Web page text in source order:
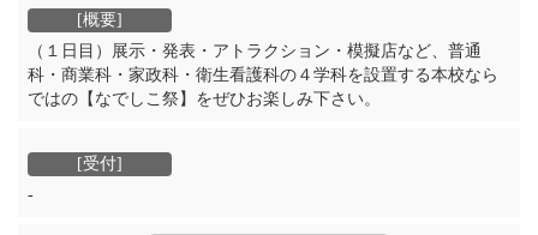
（１日目）展示・発表・アトラクション・模擬店など、普通
科・商業科・家政科・衛生看護科の４学科を設置する本校なら
ではの【なでしこ祭】をぜひお楽しみ下さい。
-